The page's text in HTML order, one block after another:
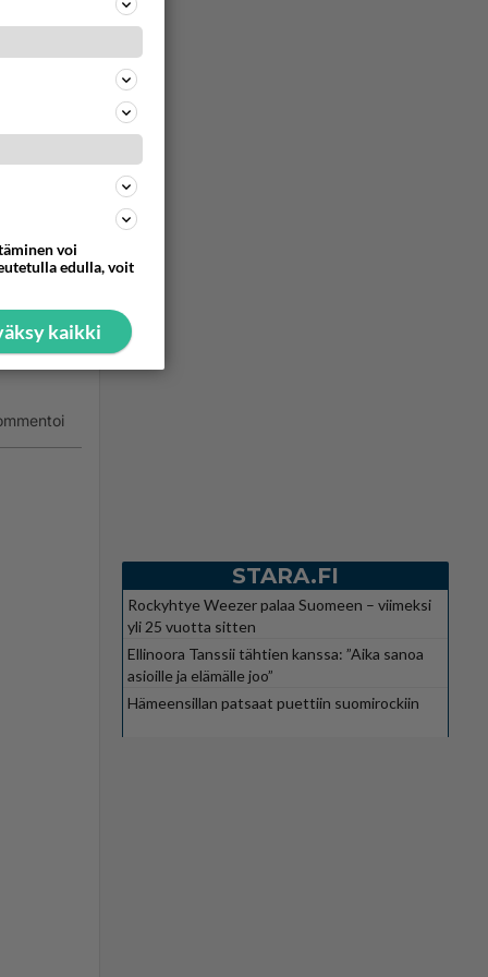
STARA.FI
Rockyhtye Weezer palaa Suomeen – viimeksi
yli 25 vuotta sitten
Ellinoora Tanssii tähtien kanssa: ”Aika sanoa
asioille ja elämälle joo”
Hämeensillan patsaat puettiin suomirockiin
voi
edulla, voit
kaikki